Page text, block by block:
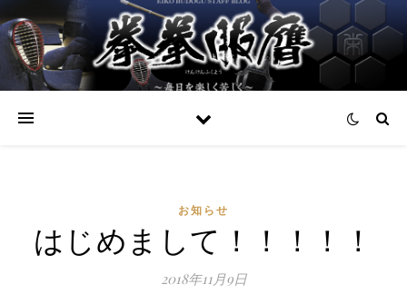
お知らせ
はじめまして！！！！！
2018年11月9日